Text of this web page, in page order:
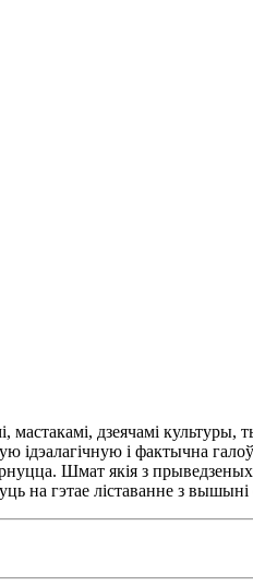
мастакамі, дзеячамі
ідэалагічную і фактычна
Шмат якія з прыведзеных
на гэтае ліставанне з